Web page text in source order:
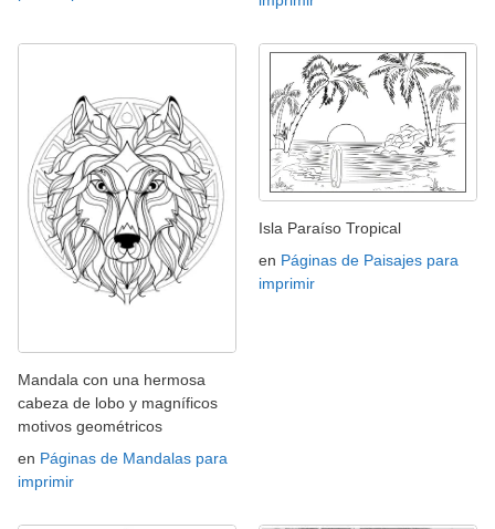
Mandala con una hermosa
cabeza de lobo y magníficos
motivos geométricos
en Páginas de Mandalas para
imprimir
Isla Paraíso Tropical
en Páginas de Paisajes para
imprimir